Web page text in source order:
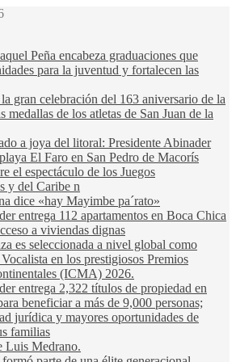
Peña encabeza graduaciones que
para la juventud y fortalecen las
gran celebración del 163 aniversario de la
medallas de los atletas de San Juan de la
a joya del litoral: Presidente Abinader
El Faro en San Pedro de Macorís
el espectáculo de los Juegos
y del Caribe n
dice «hay Mayimbe pa´rato»
entrega 112 apartamentos en Boca Chica
a viviendas dignas
es seleccionada a nivel global como
en los prestigiosos Premios
(ICMA) 2026.
entrega 2,322 títulos de propiedad en
beneficiar a más de 9,000 personas;
jurídica y mayores oportunidades de
familias
Luis Medrano.